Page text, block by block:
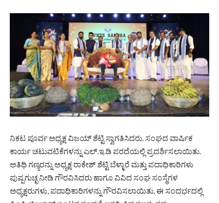
ನಿಕಟ ಪೂರ್ವ ಅಧ್ಯಕ್ಷ ವಿಜಯ್ ಶೆಟ್ಟಿ ಸ್ವಾಗತಿಸಿದರು. ಸಂಘದ ವಾರ್ಷಿಕ
ಕಾರ್ಯ ಚಟುವಟಿಕೆಗಳನ್ನು ಎಲ್.ಇ.ಡಿ ಪರದೆಯಲ್ಲಿ ಪ್ರದರ್ಶಿಸಲಾಯಿತು.
ಅತಿಥಿ ಗಣ್ಯರನ್ನು ಅಧ್ಯಕ್ಷ ರಾಕೇಶ್ ಶೆಟ್ಟಿ ಬೆಳ್ಳಾರೆ ಮತ್ತು ಪದಾಧಿಕಾರಿಗಳು
ಪುಷ್ಪಗುಚ್ಛ ನೀಡಿ ಗೌರವಿಸಿದರು ಹಾಗೂ ವಿವಿದ ಸಂಘ ಸಂಸ್ಥೆಗಳ
ಅಧ್ಯಕ್ಷರುಗಳು, ಪದಾಧಿಕಾರಿಗಳನ್ನು ಗೌರವಿಸಲಾಯಿತು. ಈ ಸಂದರ್ಭದಲ್ಲಿ